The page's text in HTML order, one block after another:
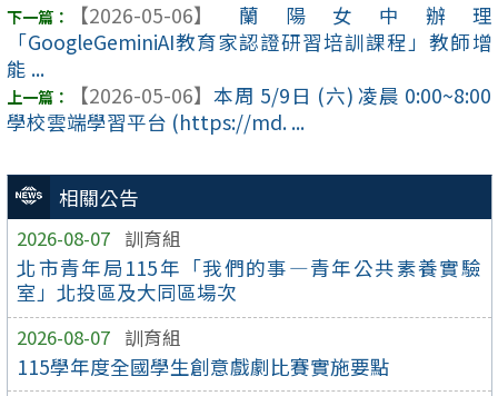
相關公告
2026-08-07 訓育組
北市青年局115年「我們的事—青年公共素養實驗
室」北投區及大同區場次
2026-08-07 訓育組
115學年度全國學生創意戲劇比賽實施要點
【2026-05-06】
蘭陽女中辦理
「GoogleGeminiAI教育家認證研習培訓課程」教師增
能 ...
【2026-05-06】 本周 5/9日 (六) 凌晨 0:00~8:00
學校雲端學習平台 (https://md. ...